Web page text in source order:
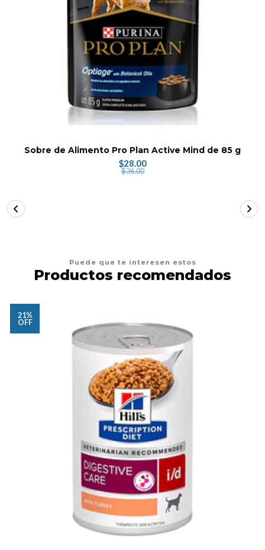
Sobre de Alimento Pro Plan Active Mind de 85 g
$28.00
$36.00
Puede que te interesen estos
Productos recomendados
21%
OFF